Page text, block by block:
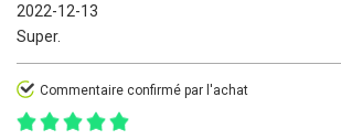
2022-12-13
Super.
Commentaire confirmé par l'achat